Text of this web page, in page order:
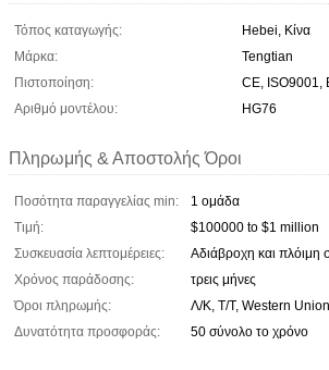
Τόπος καταγωγής:
Hebei, Κίνα
Μάρκα:
Tengtian
Πιστοποίηση:
CE, ISO9001,
Αριθμό μοντέλου:
HG76
Πληρωμής & Αποστολής Όροι
Ποσότητα παραγγελίας min:
1 ομάδα
Τιμή:
$100000 to $1 million
Συσκευασία λεπτομέρειες:
Αδιάβροχη και πλόιμη
Χρόνος παράδοσης:
τρεις μήνες
Όροι πληρωμής:
Λ/Κ, Τ/Τ, Western
Δυνατότητα προσφοράς:
50 σύνολο το χρόνο